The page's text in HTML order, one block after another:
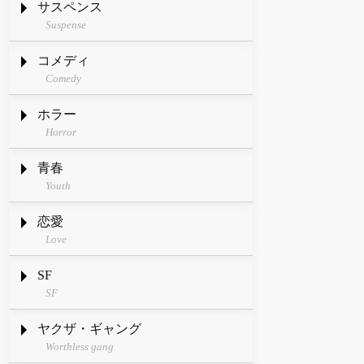
サスペンス
Suspense
コメディ
Comedy
ホラー
Horror
青春
Youth
恋愛
Love
SF
SF
ヤクザ・ギャング
Worthless gang